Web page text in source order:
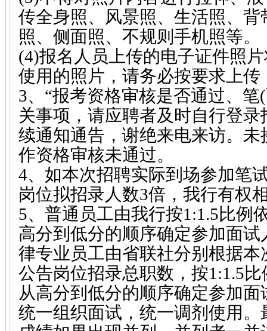
传全身照、风景照、生活照、
照、侧面照、不规则手机照等。
(4)报名人员上传的电子证件照
使用的照片，请务必按要求上传
3、“报考资格审核是否通过、
关事项，请应聘者及时自行登
续通知通告，谢绝来电来访。
作资格审核未通过。
4、如本次招聘实际到场参加笔
岗位拟招录人数3倍，我行有权
5、普通员工由我行按1:1.5比例
高分到低分的顺序确定参加面
律专业员工由省联社分别根据
公告岗位招录总职数，按1:1.5
从高分到低分的顺序确定参加
统一组织面试，统一调剂使用